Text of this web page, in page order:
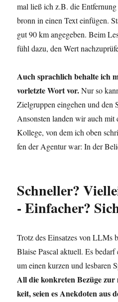
mal ließ ich z.B. die
bronn in einen Text ein­fü­gen.
gut 90 km ange­ge­ben. Beim
fühl dazu, den Wert
Auch sprach­lich behal­te ich
vor­letz­te Wort vor.Nur so
Ziel­grup­pen ein­ge­hen und den
Ansons­ten lan­den wir auch
Kol­le­ge, von dem ich oben
fen der Agen­tur war: In der
Schneller?
- Einfacher?
Trotz des Ein­sat­zes von LLMs
Blai­se Pas­cal aktu­ell. Es
um einen kur­zen und les­ba­ren
All die kon­kre­ten Bezü­ge
keit, sei­en es Anek­do­ten aus